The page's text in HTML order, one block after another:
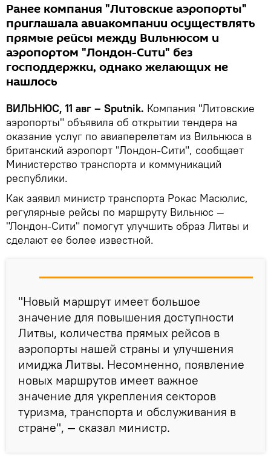
Ранее компания "Литовские аэропорты"
приглашала авиакомпании осуществлять
прямые рейсы между Вильнюсом и
аэропортом "Лондон-Сити" без
господдержки, однако желающих не
нашлось
ВИЛЬНЮС, 11 авг – Sputnik. Компания "Литовские
аэропорты" объявила об открытии тендера на
оказание услуг по авиаперелетам из Вильнюса в
британский аэропорт "Лондон-Сити", сообщает
Министерство транспорта и коммуникаций
республики.
Как заявил министр транспорта Рокас Масюлис,
регулярные рейсы по маршруту Вильнюс —
"Лондон-Сити" помогут улучшить образ Литвы и
сделают ее более известной.
"Новый маршрут имеет большое
значение для повышения доступности
Литвы, количества прямых рейсов в
аэропорты нашей страны и улучшения
имиджа Литвы. Несомненно, появление
новых маршрутов имеет важное
значение для укрепления секторов
туризма, транспорта и обслуживания в
стране", — сказал министр.